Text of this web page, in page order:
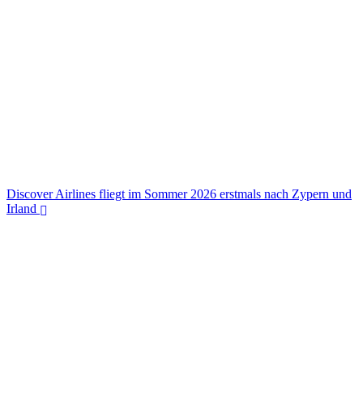
Discover Airlines fliegt im Sommer 2026 erstmals nach Zypern und
Irland